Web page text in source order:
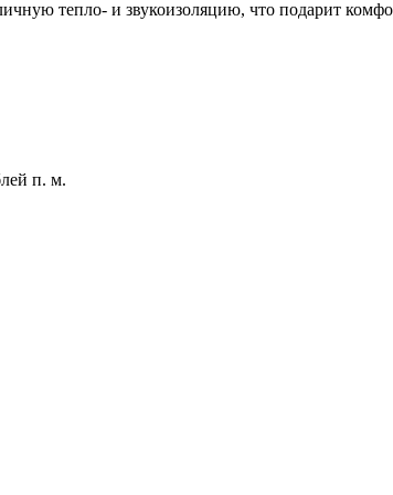
тепло- и звукоизоляцию, что подарит
п. м.